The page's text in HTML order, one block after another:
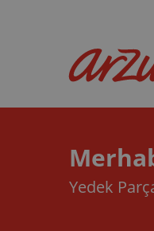
Yedek